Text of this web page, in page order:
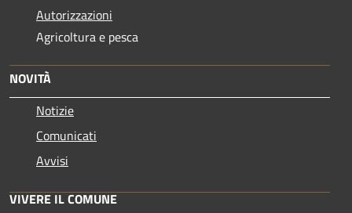
Autorizzazioni
Agricoltura e pesca
NOVITÀ
Notizie
Comunicati
Avvisi
VIVERE IL COMUNE